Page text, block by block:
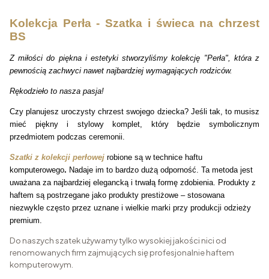
Kolekcja Perła - Szatka i świeca na chrzest
BS
Z miłości do piękna i estetyki stworzyliśmy kolekcję "Perła", która z
pewnością zachwyci nawet najbardziej wymagających rodziców.
Rękodzieło to nasza pasja!
Czy planujesz uroczysty chrzest swojego dziecka? Jeśli tak, to musisz
mieć piękny i stylowy komplet, który będzie symbolicznym
przedmiotem podczas ceremonii.
Szatki z kolekcji perłowej robione są w technice haftu
komputerowego. Nadaje im to bardzo dużą odporność. Ta metoda jest
uważana za najbardziej elegancką i trwałą formę zdobienia. Produkty z
haftem są postrzegane jako produkty prestiżowe – stosowana
niezwykle często przez uznane i wielkie marki przy produkcji odzieży
premium.
Do naszych szatek używamy tylko wysokiej jakości nici od
renomowanych firm zajmujących się profesjonalnie haftem
komputerowym.